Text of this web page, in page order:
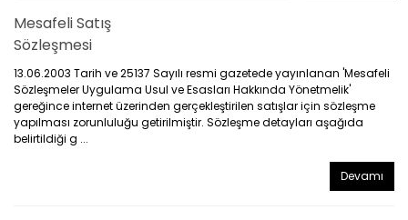
Mesafeli Satış
Sözleşmesi
13.06.2003 Tarih ve 25137 Sayılı resmi gazetede yayınlanan 'Mesafeli
Sözleşmeler Uygulama Usul ve Esasları Hakkında Yönetmelik'
gereğince internet üzerinden gerçekleştirilen satışlar için sözleşme
yapılması zorunluluğu getirilmiştir. Sözleşme detayları aşağıda
belirtildiği g ...
Devamı